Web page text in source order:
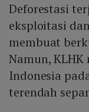
Deforestasi
eksploitasi
membuat
Namun,
Indonesia
terendah